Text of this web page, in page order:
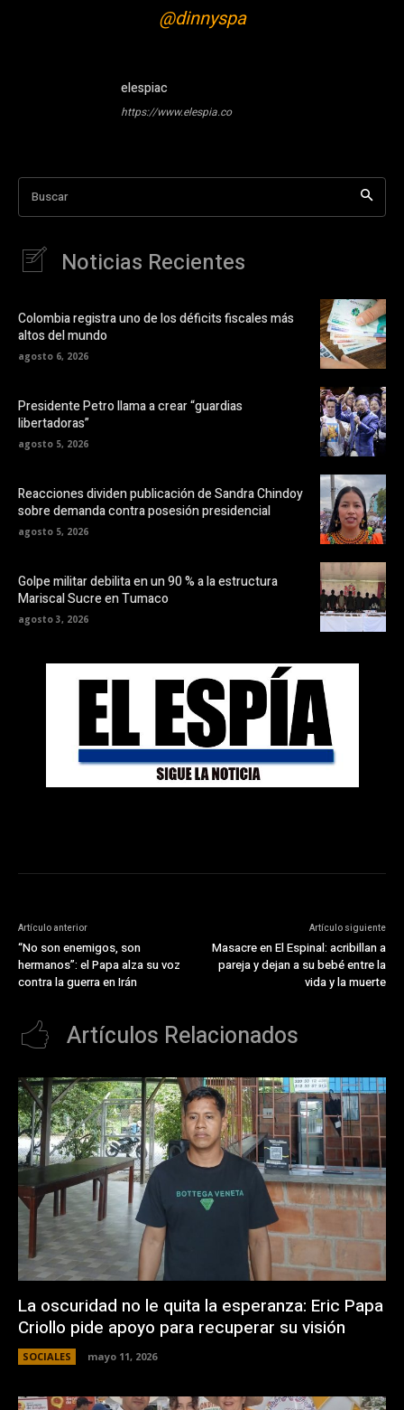
@dinnyspa
elespiac
https://www.elespia.co
Buscar
Noticias Recientes
Colombia registra uno de los déficits fiscales más
altos del mundo
agosto 6, 2026
Presidente Petro llama a crear “guardias
libertadoras”
agosto 5, 2026
Reacciones dividen publicación de Sandra Chindoy
sobre demanda contra posesión presidencial
agosto 5, 2026
Golpe militar debilita en un 90 % a la estructura
Mariscal Sucre en Tumaco
agosto 3, 2026
Artículo anterior
“No son enemigos, son
hermanos”: el Papa alza su voz
contra la guerra en Irán
Artículo siguiente
Masacre en El Espinal: acribillan a
pareja y dejan a su bebé entre la
vida y la muerte
Artículos Relacionados
La oscuridad no le quita la esperanza: Eric Papa
Criollo pide apoyo para recuperar su visión
SOCIALES mayo 11, 2026